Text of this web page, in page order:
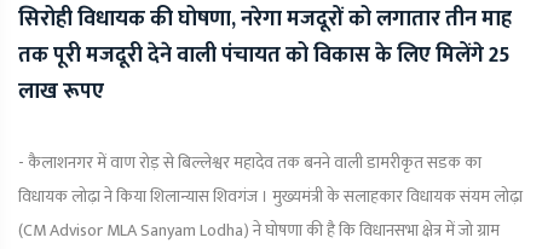
सिरोही विधायक की घोषणा, नरेगा मजदूरों को लगातार तीन माह
तक पूरी मजदूरी देने वाली पंचायत को विकास के लिए मिलेंगे 25
लाख रूपए
- कैलाशनगर में वाण रोड़ से बिल्लेश्वर महादेव तक बनने वाली डामरीकृत सडक का
विधायक लोढ़ा ने किया शिलान्यास शिवगंज । मुख्यमंत्री के सलाहकार विधायक संयम लोढ़ा
(CM Advisor MLA Sanyam Lodha) ने घोषणा की है कि विधानसभा क्षेत्र में जो ग्राम